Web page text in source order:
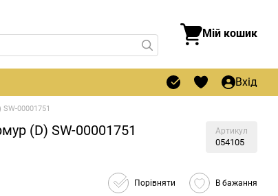
Мій кошик
Вхід
00001751
(D) SW-00001751 Артикул
054105
Порівняти В бажання